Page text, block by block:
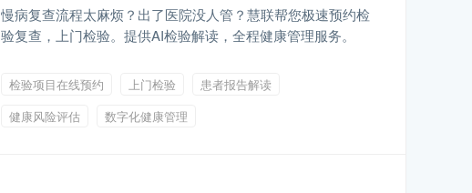
慢病复查流程太麻烦？出了医院没人管？慧联帮您极速预约检
验复查，上门检验。提供AI检验解读，全程健康管理服务。
检验项目在线预约 上门检验
患者报告解读
健康风险评估
数字化健康管理